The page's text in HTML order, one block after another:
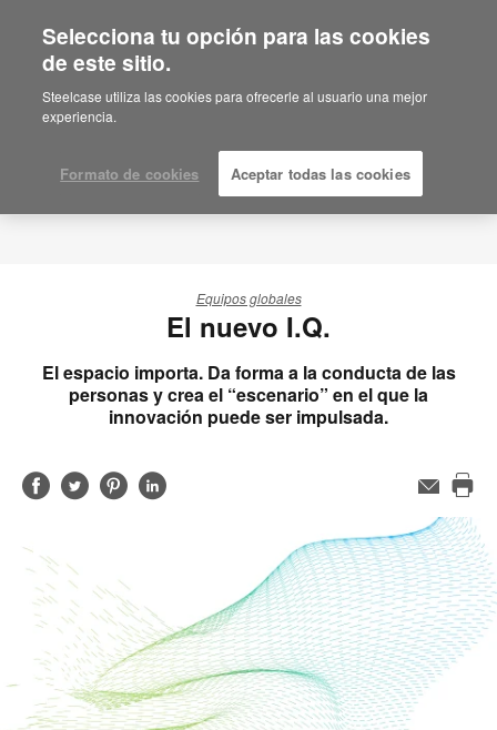
Equipos globales
El nuevo I.Q.
El espacio importa. Da forma a la conducta de las
personas y crea el “escenario” en el que la
innovación puede ser impulsada.
Compartir
Compartir
Compartir
Compartir
Email
Selecciona tu opción para las cookies
de este sitio.
Steelcase utiliza las cookies para ofrecerle al usuario una mejor
experiencia.
Formato de cookies Aceptar todas las cookies